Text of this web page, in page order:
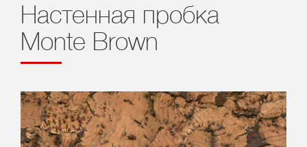
Настенная пробка
Monte Brown